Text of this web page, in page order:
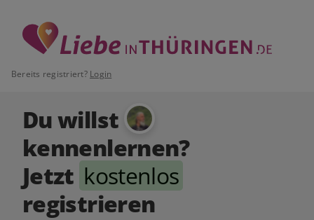
Bereits registriert? Login
Du willst
kennenlernen?
Jetzt kostenlos
registrieren